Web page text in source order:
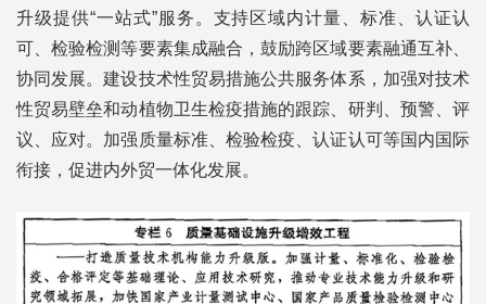
升级提供“一站式”服务。支持区域内计量、标准、认证认
可、检验检测等要素集成融合，鼓励跨区域要素融通互补、
协同发展。建设技术性贸易措施公共服务体系，加强对技术
性贸易壁垒和动植物卫生检疫措施的跟踪、研判、预警、评
议、应对。加强质量标准、检验检疫、认证认可等国内国际
衔接，促进内外贸一体化发展。